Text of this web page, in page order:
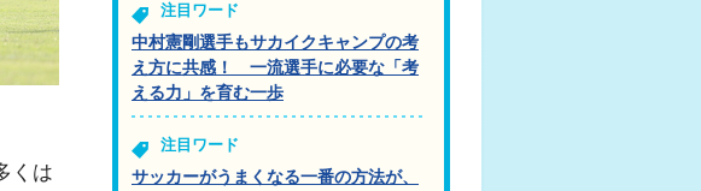
くは
注目ワード
中村憲剛選手もサカイクキャンプの考
え方に共感！ 一流選手に必要な「考
える力」を育む一歩
注目ワード
サッカーがうまくなる一番の方法が、